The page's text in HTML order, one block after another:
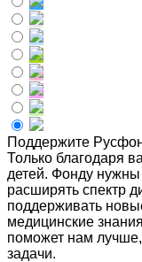
Поддержите
Только благодаря
детей. Фонду
расширять спектр
поддерживать
медицинские
поможет нам
задачи.